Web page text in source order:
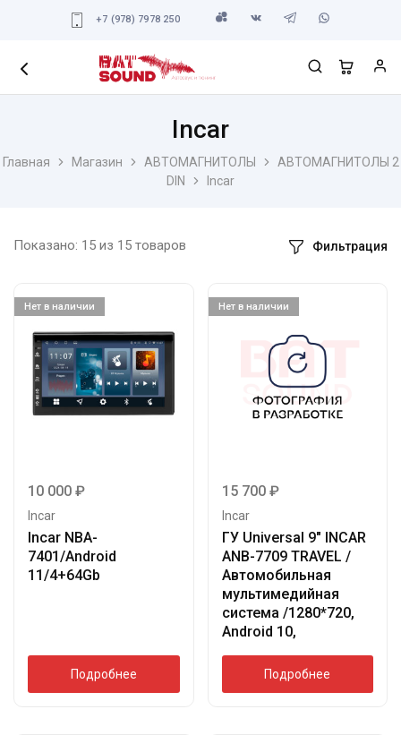
+7 (978) 7978 250
Главная Магазин АВТОМАГНИТОЛЫ
АВТОМАГНИТОЛЫ 2
DIN
Incar
Incar
Показано: 15 из 15 товаров Фильтрация
Нет в наличии
10 000 ₽
Incar
Incar NBA-
7401/Android
11/4+64Gb
Подробнее
Нет в наличии
15 700 ₽
Incar
ГУ Universal 9″ INCAR
ANB-7709 TRAVEL /
Автомобильная
мультимедийная
система /1280*720,
Android 10,
Подробнее